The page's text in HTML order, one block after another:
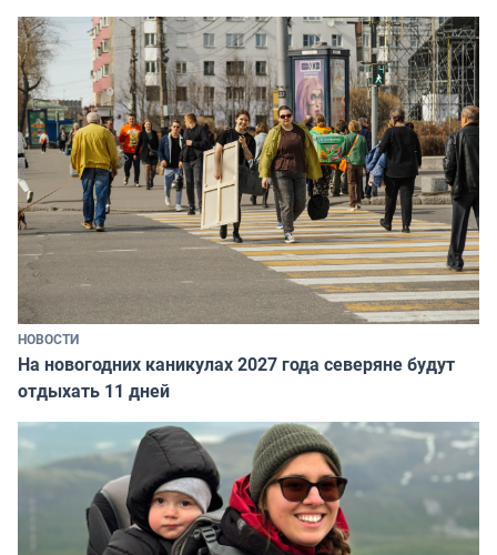
НОВОСТИ
На новогодних каникулах 2027 года северяне будут
отдыхать 11 дней